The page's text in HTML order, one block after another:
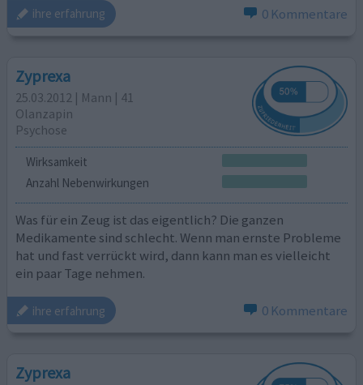
ihre erfahrung 0 Kommentare
Zyprexa
25.03.2012 | Mann | 41
Olanzapin
Psychose
Wirksamkeit
Anzahl Nebenwirkungen
Was für ein Zeug ist das eigentlich? Die ganzen
Medikamente sind schlecht. Wenn man ernste Probleme
hat und fast verrückt wird, dann kann man es vielleicht
ein paar Tage nehmen.
ihre erfahrung 0 Kommentare
Zyprexa